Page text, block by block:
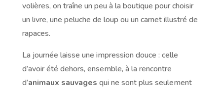
volières, on traîne un peu à la boutique pour choisir
un livre, une peluche de loup ou un carnet illustré de
rapaces.
La journée laisse une impression douce : celle
d’avoir été dehors, ensemble, à la rencontre
d’animaux sauvages qui ne sont plus seulement